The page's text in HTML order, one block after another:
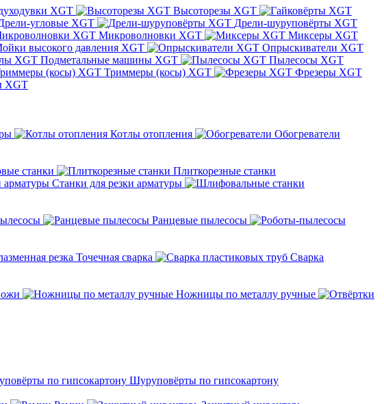
XGT
Высоторезы XGT
угловые XGT
Дрели-шуруповёрты XGT
Микроволновки XGT
Миксеры XGT
высокого давления XGT
Опрыскиватели XGT
XGT Подметальные машины XGT
Пылесосы XGT
Триммеры (косы) XGT
Фрезеры XGT
XGT
Котлы отопления
Обогреватели
станки
Плиткорезные станки
арматуры Станки для резки арматуры
Ранцевые пылесосы
резка Точечная сварка
Cварка
Ножницы по металлу ручные
Шуруповёрты по гипсокартону